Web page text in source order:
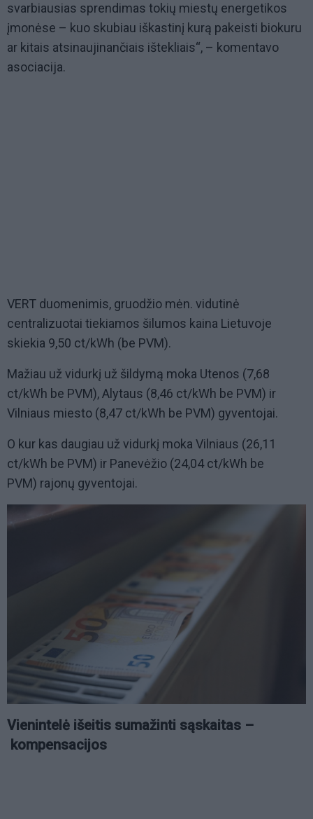
svarbiausias sprendimas tokių miestų energetikos
įmonėse – kuo skubiau iškastinį kurą pakeisti biokuru
ar kitais atsinaujinančiais ištekliais“, – komentavo
asociacija.
VERT duomenimis, gruodžio mėn. vidutinė
centralizuotai tiekiamos šilumos kaina Lietuvoje
skiekia 9,50 ct/kWh (be PVM).
Mažiau už vidurkį už šildymą moka Utenos (7,68
ct/kWh be PVM), Alytaus (8,46 ct/kWh be PVM) ir
Vilniaus miesto (8,47 ct/kWh be PVM) gyventojai.
O kur kas daugiau už vidurkį moka Vilniaus (26,11
ct/kWh be PVM) ir Panevėžio (24,04 ct/kWh be
PVM) rajonų gyventojai.
Vienintelė išeitis sumažinti sąskaitas –
kompensacijos